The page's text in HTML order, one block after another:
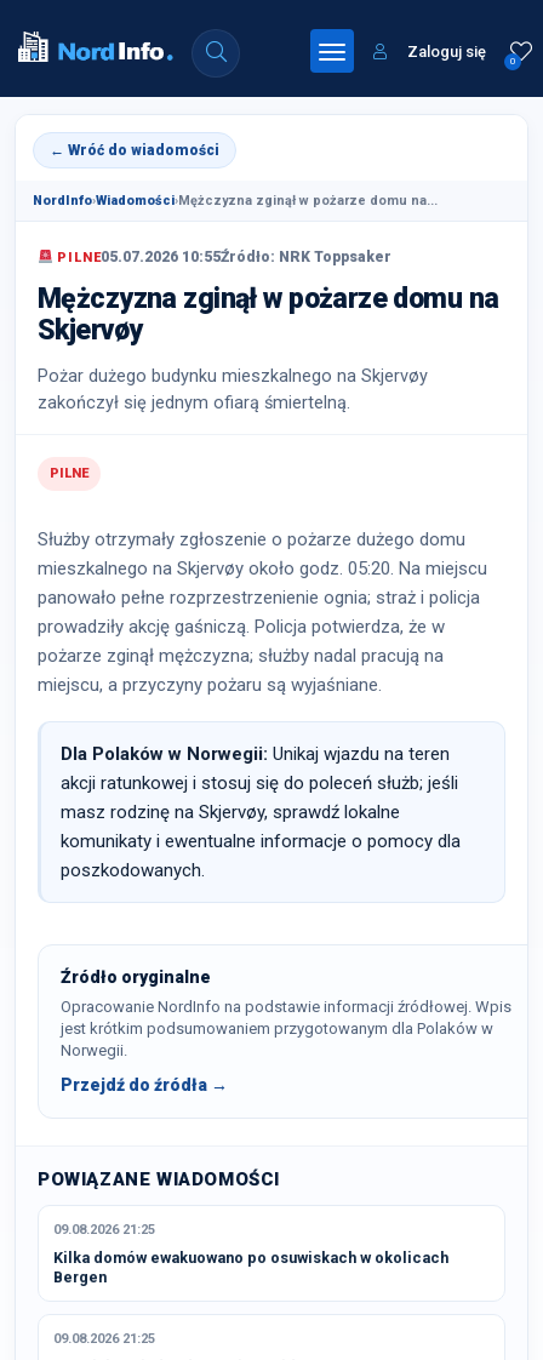
0
Zaloguj się
← Wróć do wiadomości
NordInfo›Wiadomości›Mężczyzna zginął w pożarze domu na...
PILNE05.07.2026 10:55Źródło: NRK Toppsaker
Mężczyzna zginął w pożarze domu na
Skjervøy
Pożar dużego budynku mieszkalnego na Skjervøy
zakończył się jednym ofiarą śmiertelną.
PILNE
Służby otrzymały zgłoszenie o pożarze dużego domu
mieszkalnego na Skjervøy około godz. 05:20. Na miejscu
panowało pełne rozprzestrzenienie ognia; straż i policja
prowadziły akcję gaśniczą. Policja potwierdza, że w
pożarze zginął mężczyzna; służby nadal pracują na
miejscu, a przyczyny pożaru są wyjaśniane.
Dla Polaków w Norwegii: Unikaj wjazdu na teren
akcji ratunkowej i stosuj się do poleceń służb; jeśli
masz rodzinę na Skjervøy, sprawdź lokalne
komunikaty i ewentualne informacje o pomocy dla
poszkodowanych.
Źródło oryginalne
Opracowanie NordInfo na podstawie informacji źródłowej. Wpis
jest krótkim podsumowaniem przygotowanym dla Polaków w
Norwegii.
Przejdź do źródła →
POWIĄZANE WIADOMOŚCI
09.08.2026 21:25
Kilka domów ewakuowano po osuwiskach w okolicach
Bergen
09.08.2026 21:25